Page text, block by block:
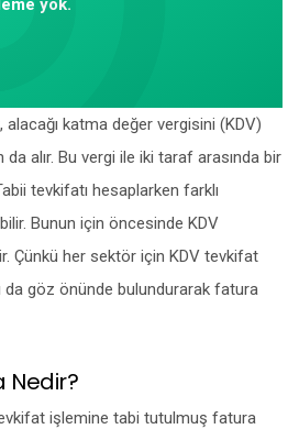
yok.
katma değer vergisini (KDV)
da alır. Bu vergi ile iki taraf arasında bir
tevkifatı hesaplarken farklı
Bunun için öncesinde KDV
Çünkü her sektör için KDV tevkifat
da göz önünde bulundurarak fatura
Nedir?
işlemine tabi tutulmuş fatura